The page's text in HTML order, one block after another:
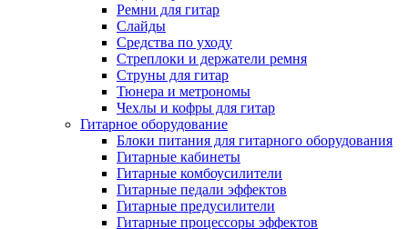
Ремни для гитар
Слайды
Средства по уходу
Стреплоки и держатели ремня
Струны для гитар
Тюнера и метрономы
Чехлы и кофры для гитар
Гитарное оборудование
Блоки питания для гитарного оборудования
Гитарные кабинеты
Гитарные комбоусилители
Гитарные педали эффектов
Гитарные предусилители
Гитарные процессоры эффектов